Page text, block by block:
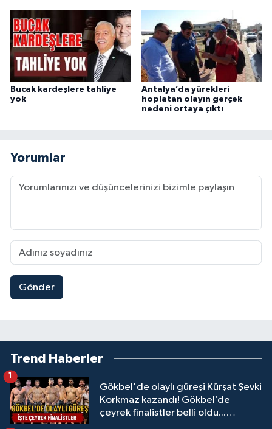
Bucak kardeşlere tahliye
yok
Antalya’da yürekleri
hoplatan olayın gerçek
nedeni ortaya çıktı
Yorumlar
Gönder
Trend Haberler
Gökbel'de olaylı güreşi Kürşat Şevki
Korkmaz kazandı! Gökbel’de
çeyrek finalistler belli oldu...
1